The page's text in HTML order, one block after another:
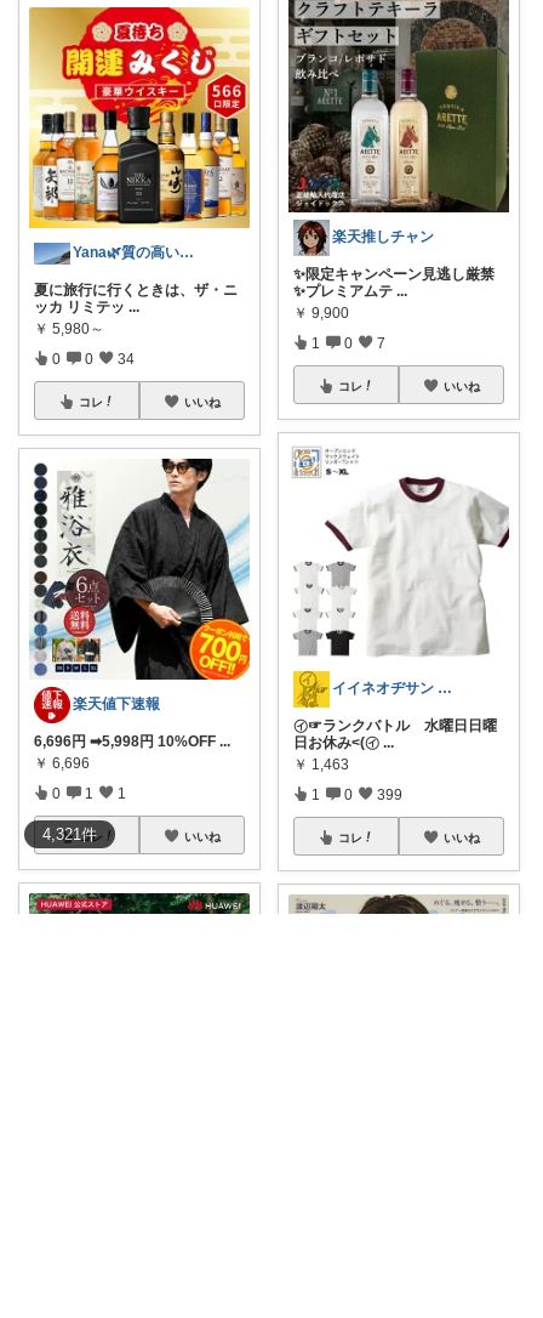
4,321件
Yana🌿質の高い暮らしのROOM
夏に旅行に行くときは、ザ・ニ
ッカ リミテッ ...
￥ 5,980～
0 0 34
コレ いいね
楽天値下速報
6,696円 ➡5,998円 10%OFF ...
￥ 6,696
0 1 1
コレ いいね
楽天推しチャン
✨限定キャンペーン見逃し厳禁
✨プレミアムテ ...
￥ 9,900
1 0 7
コレ いいね
イイネオヂサン 1/4/5 感謝
㋑☞ランクバトル 水曜日日曜
日お休み<(㋑ ...
￥ 1,463
1 0 399
コレ いいね